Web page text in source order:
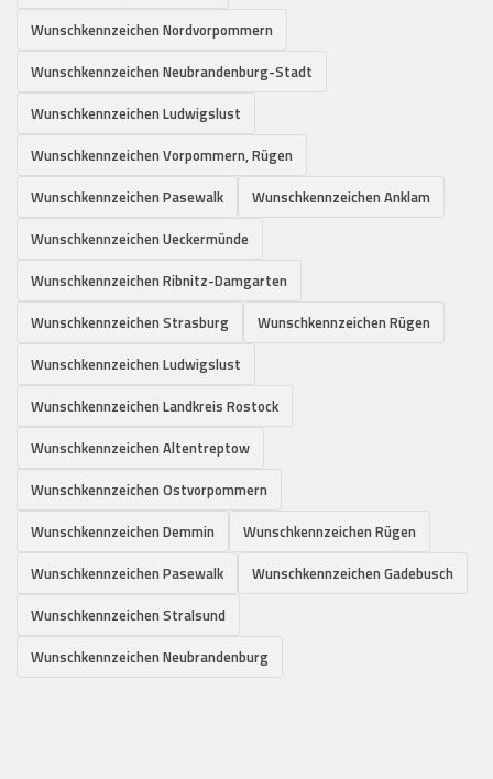
Wunschkennzeichen Nordvorpommern
Wunschkennzeichen Neubrandenburg-Stadt
Wunschkennzeichen Ludwigslust
Wunschkennzeichen Vorpommern, Rügen
Wunschkennzeichen Pasewalk
Wunschkennzeichen Anklam
Wunschkennzeichen Ueckermünde
Wunschkennzeichen Ribnitz-Damgarten
Wunschkennzeichen Strasburg
Wunschkennzeichen Rügen
Wunschkennzeichen Ludwigslust
Wunschkennzeichen Landkreis Rostock
Wunschkennzeichen Altentreptow
Wunschkennzeichen Ostvorpommern
Wunschkennzeichen Demmin
Wunschkennzeichen Rügen
Wunschkennzeichen Pasewalk
Wunschkennzeichen Gadebusch
Wunschkennzeichen Stralsund
Wunschkennzeichen Neubrandenburg